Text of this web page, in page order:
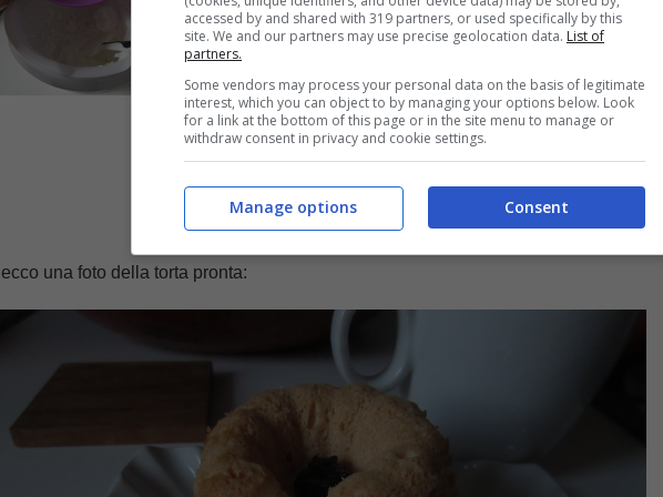
ecco una foto della torta pronta:
accessed by and shared with 319 partners, or used specifically by this
site. We and our partners may use precise geolocation data. List of
partners.
Some vendors may process your personal data on the basis of legitimate
interest, which you can object to by managing your options below. Look
for a link at the bottom of this page or in the site menu to manage or
withdraw consent in privacy and cookie settings.
Consent
Manage options